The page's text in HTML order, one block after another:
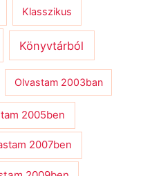
Klasszikus
Könyvtárból
Olvastam 2003ban
2005ben
2007ben